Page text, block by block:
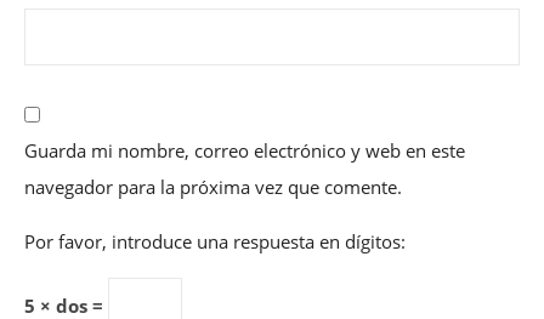
Guarda mi nombre, correo electrónico y web en este
navegador para la próxima vez que comente.
Por favor, introduce una respuesta en dígitos:
5 × dos =